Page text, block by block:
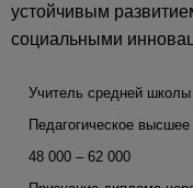
устойчивым
социальными
Учитель средней школы
Педагогическое
48 000 – 62 000